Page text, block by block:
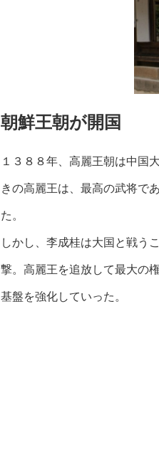
朝鮮王朝が開国
１３８８年、高麗王朝は中国
きの高麗王は、最高の武将で
た。
しかし、李成桂は大国と戦う
撃。高麗王を追放して最大の
基盤を強化していった。